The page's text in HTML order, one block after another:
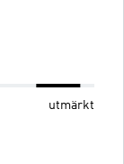
utmärkt